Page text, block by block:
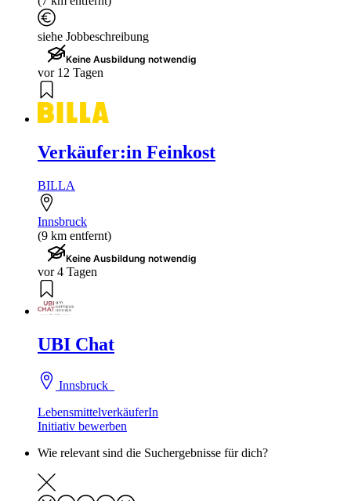
siehe Jobbeschreibung
Keine Ausbildung notwendig
vor 12 Tagen
Verkäufer:in Feinkost
BILLA
Innsbruck
(9 km entfernt)
Keine Ausbildung notwendig
vor 4 Tagen
UBI Chat
Innsbruck
LebensmittelverkäuferIn
Initiativ bewerben
Wie relevant sind die Suchergebnisse für dich?